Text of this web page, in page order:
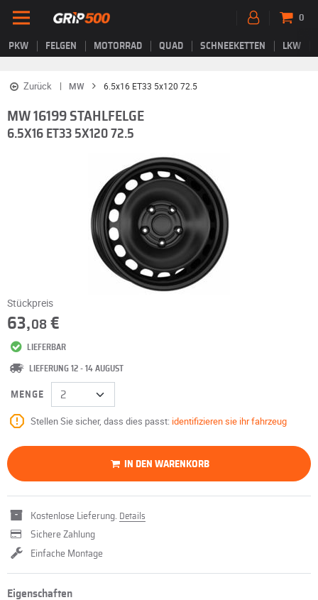
PKW FELGEN MOTORRAD QUAD SCHNEEKETTEN LKW
0
Zurück MW 6.5x16 ET33 5x120 72.5
MW 16199 STAHLFELGE
6.5X16 ET33 5X120 72.5
Stückpreis
63,08 €
LIEFERBAR
LIEFERUNG 12 - 14 AUGUST
MENGE
Stellen Sie sicher, dass dies passt: identifizieren sie ihr fahrzeug
IN DEN WARENKORB
Kostenlose Lieferung. Details
Sichere Zahlung
Einfache Montage
Eigenschaften